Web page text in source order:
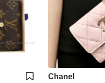
Chanel